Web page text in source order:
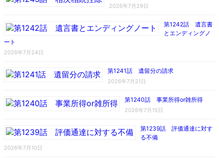
2026年7月29日
第1242話 遺言書
とエンディングノ
ート
2026年7月24日
第1241話 遺留分の請求
2026年7月21日
第1240話 事業所得or雑所得
2026年7月15日
第1239話 評価通達に対す
る不備
2026年7月10日